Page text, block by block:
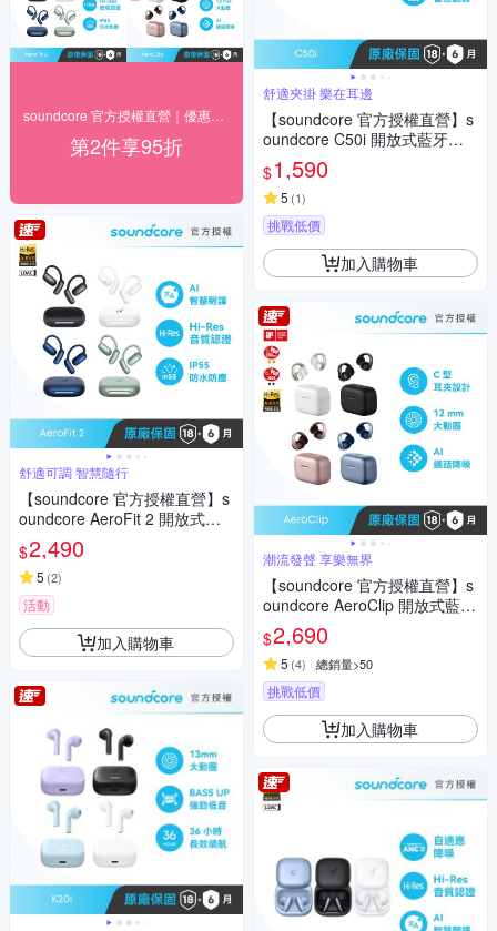
第2件享95折
舒適可調 智慧隨行
【soundcore 官方授權直營】s
oundcore AeroFit 2 開放式藍
牙耳機
$2,490
5 (2)
活動
加入購物車
舒適夾掛 樂在耳邊
【soundcore 官方授權直營】s
oundcore C50i 開放式藍牙耳
夾耳機
$1,590
5 (1)
挑戰低價
加入購物車
潮流發聲 享樂無界
【soundcore 官方授權直營】s
oundcore AeroClip 開放式藍牙
耳夾耳機
$2,690
5 (4) 總銷量>50
挑戰低價
加入購物車